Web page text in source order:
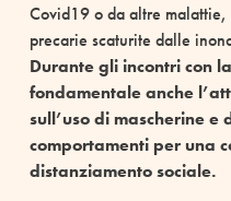
Covid19 o da altre
precarie scaturite dalle
Durante gli incontri con
fondamentale anche
sull’uso di mascherine
comportamenti per una
distanziamento sociale.